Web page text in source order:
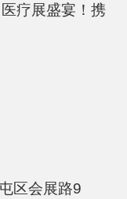
疗展盛宴！携
区会展路9